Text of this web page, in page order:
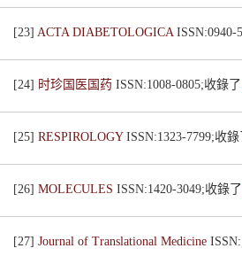
[23] ACTA DIABETOLOGICA ISSN:0940-
[24] 时珍国医国药 ISSN:1008-0805;收錄了
[25] RESPIROLOGY ISSN:1323-7799;收錄
[26] MOLECULES ISSN:1420-3049;收錄了
[27] Journal of Translational Medicine